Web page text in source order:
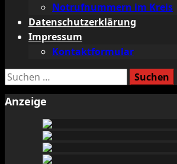
Notrufnummern im Kreis
Datenschutzerklärung
Impressum
Kontaktformular
Suchen
Anzeige